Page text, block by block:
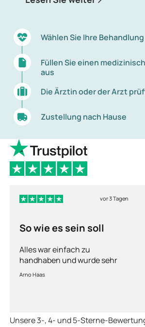
Wählen Sie Ihre Behandlung
Füllen Sie einen
aus
Die Ärztin oder der Arzt
Zustellung nach Hause
vor 3 Tagen
So wie es sein soll
Alles war einfach zu
handhaben und wurde sehr
schnell geliefert.
Arno Haas
Unsere 3-, 4- und 5-Sterne-